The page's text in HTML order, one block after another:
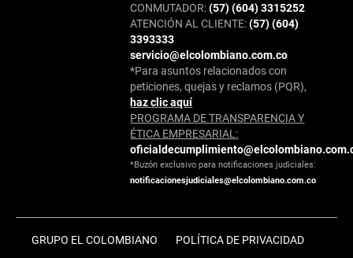
CONMUTADOR:(57) (604) 3315252
ATENCIÓN AL CLIENTE:(57) (604)
3393333
servicio@elcolombiano.com.co
*Para asuntos relacionados con
peticiones, quejas y reclamos (PQR),
haz clic aquí
PROGRAMA DE TRANSPARENCIA Y
ÉTICA EMPRESARIAL:
*Buzón exclusivo para notificaciones judiciales:
notificacionesjudiciales@elcolombiano.com.co
GRUPO EL COLOMBIANO POLÍTICA DE PRIVACIDAD